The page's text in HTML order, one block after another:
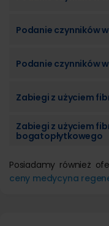
Podanie czynników
Podanie czynników
Zabiegi z użyciem
Zabiegi z użyciem
bogatopłytkowego
Posiadamy również
ceny medycyna